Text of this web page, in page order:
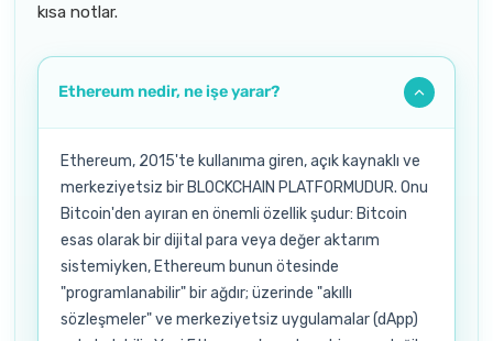
kısa notlar.
Ethereum nedir, ne işe yarar?
Ethereum, 2015'te kullanıma giren, açık kaynaklı ve
merkeziyetsiz bir BLOCKCHAIN PLATFORMUDUR. Onu
Bitcoin'den ayıran en önemli özellik şudur: Bitcoin
esas olarak bir dijital para veya değer aktarım
sistemiyken, Ethereum bunun ötesinde
"programlanabilir" bir ağdır; üzerinde "akıllı
sözleşmeler" ve merkeziyetsiz uygulamalar (dApp)